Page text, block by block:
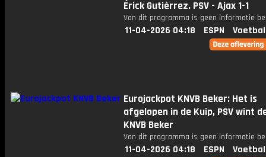
Érick Gutiérrez. PSV - Ajax 1-1
Van dit programma is geen informatie
11-04-2026 04:18 ESPN
Eurojackpot KNVB Beker: Het is
afgelopen in de Kuip, PSV wint
KNVB Beker
Van dit programma is geen informatie
11-04-2026 04:18 ESPN